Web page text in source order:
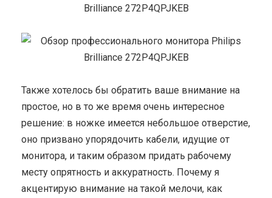
Также хотелось бы обратить ваше внимание на
простое, но в то же время очень интересное
решение: в ножке имеется небольшое отверстие,
оно призвано упорядочить кабели, идущие от
монитора, и таким образом придать рабочему
месту опрятность и аккуратность. Почему я
акцентирую внимание на такой мелочи, как